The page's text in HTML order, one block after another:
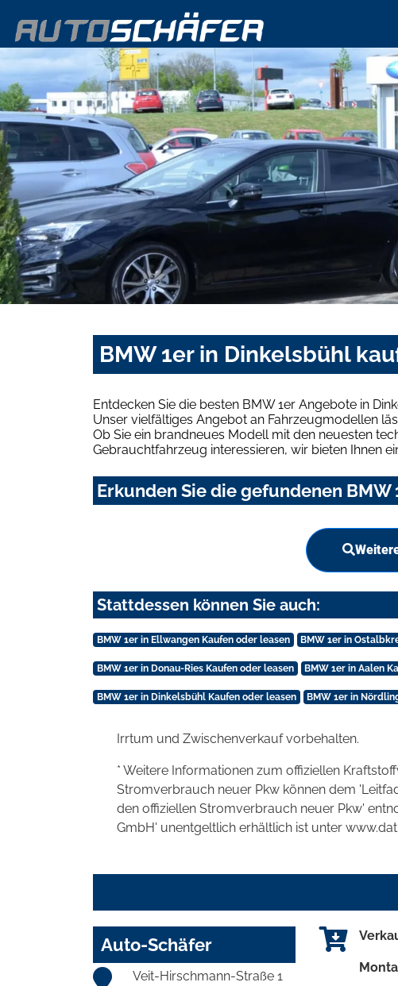
BMW 1er in Dinkelsbühl
Entdecken Sie die besten BMW 1er Angebote in
Unser vielfältiges Angebot an Fahrzeugmodellen
Ob Sie ein brandneues Modell mit den neuesten
Gebrauchtfahrzeug interessieren, wir bieten Ihnen
Erkunden Sie die gefundenen
Stattdessen können Sie auch:
BMW 1er in Ellwangen Kaufen oder leasen BMW 1er in
BMW 1er in Donau-Ries Kaufen oder leasen BMW 1er in Aalen
BMW 1er in Dinkelsbühl Kaufen oder leasen BMW 1er in
Irrtum und Zwischenverkauf vorbehalten.
* Weitere Informationen zum offiziellen
Stromverbrauch neuer Pkw können dem
den offiziellen Stromverbrauch neuer Pkw'
GmbH' unentgeltlich erhältlich ist unter
Auto-Schäfer
Veit-Hirschmann-Straße 1